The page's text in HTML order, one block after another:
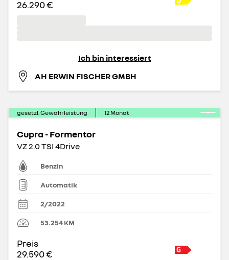
26.290 €
Ich bin interessiert
AH ERWIN FISCHER GMBH
gesetzl. Gewährleistung 12Monat
Cupra - Formentor
VZ 2.0 TSI 4Drive
Benzin
Automatik
2/2022
53.254KM
Preis
29.590 €